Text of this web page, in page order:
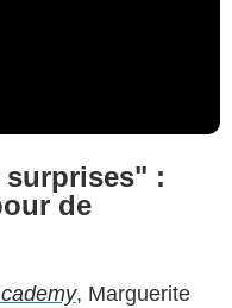
surprises" :
de
, Marguerite